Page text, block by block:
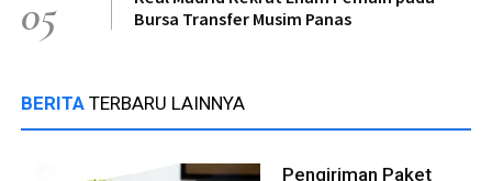
05
Bursa Transfer Musim Panas
BERITA TERBARU LAINNYA
Pengiriman Paket